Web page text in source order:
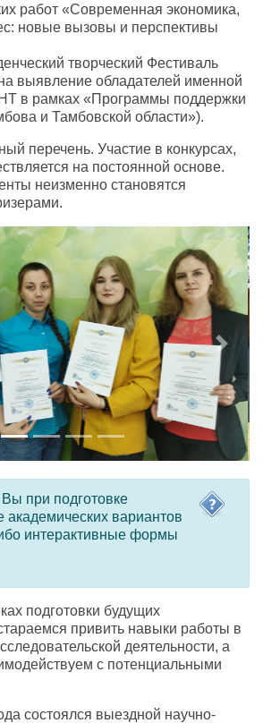
работ «Современная экономика,
новые вызовы и перспективы
творческий Фестиваль
выявление обладателей именной
в рамках «Программы поддержки
и Тамбовской области»).
перечень. Участие в конкурсах,
на постоянной основе.
неизменно становятся
Next
при подготовке
академических вариантов
интерактивные формы
подготовки будущих
привить навыки работы в
деятельности, а
с потенциальными
состоялся выездной научно-